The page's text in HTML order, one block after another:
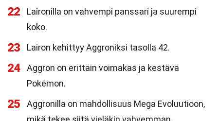
22
Laironilla on vahvempi panssari ja suurempi
koko.
23 Lairon kehittyy Aggroniksi tasolla 42.
24
Aggron on erittäin voimakas ja kestävä
Pokémon.
25
Aggronilla on mahdollisuus Mega Evoluutioon,